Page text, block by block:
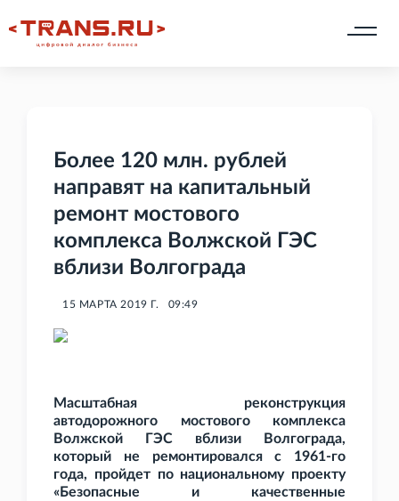
Более 120 млн. рублей
направят на капитальный
ремонт мостового
комплекса Волжской ГЭС
вблизи Волгограда
15 МАРТА 2019 Г. 09:49
Масштабная реконструкция
автодорожного мостового комплекса
Волжской ГЭС вблизи Волгограда,
который не ремонтировался с 1961-го
года, пройдет по национальному проекту
«Безопасные и качественные